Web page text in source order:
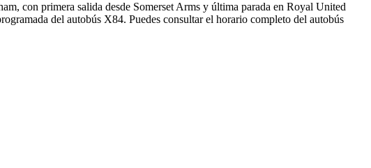
con primera salida desde Somerset Arms y última parada en Royal United
del autobús X84. Puedes consultar el horario completo del autobús